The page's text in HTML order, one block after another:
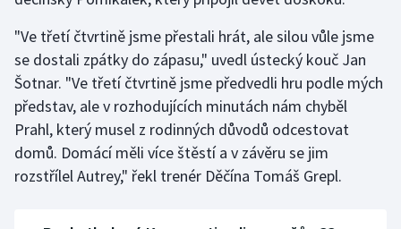
Plavání
Plážový volejbal
Ragby
Rychlobruslení
"Ve třetí čtvrtině jsme přestali hrát, ale silou vůle jsme
se dostali zpátky do zápasu," uvedl ústecký kouč Jan
Šotnar. "Ve třetí čtvrtině jsme předvedli hru podle mých
představ, ale v rozhodujících minutách nám chyběl
Prahl, který musel z rodinných důvodů odcestovat
domů. Domácí měli více štěstí a v závěru se jim
rozstřílel Autrey," řekl trenér Děčína Tomáš Grepl.